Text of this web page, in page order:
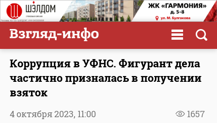
Коррупция в УФНС. Фигурант дела
частично призналась в получении
взяток
1657
4 октября 2023, 11:00